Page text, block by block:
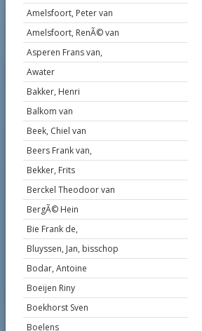
Amelsfoort, Peter van
Amelsfoort, RenÃ© van
Asperen Frans van,
Awater
Bakker, Henri
Balkom van
Beek, Chiel van
Beers Frank van,
Bekker, Frits
Berckel Theodoor van
BergÃ© Hein
Bie Frank de,
Bluyssen, Jan, bisschop
Bodar, Antoine
Boeijen Riny
Boekhorst Sven
Boelens